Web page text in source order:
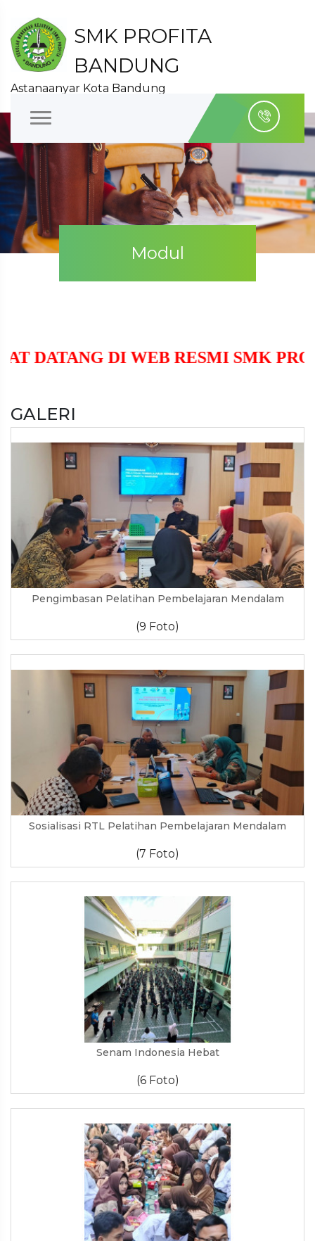
SMK PROFITA
BANDUNG
Astanaanyar Kota Bandung
Modul
SELAMAT DATANG DI WEB RESMI
GALERI
Pengimbasan Pelatihan Pembelajaran Mendalam
(9 Foto)
Sosialisasi RTL Pelatihan Pembelajaran Mendalam
(7 Foto)
Senam Indonesia Hebat
(6 Foto)